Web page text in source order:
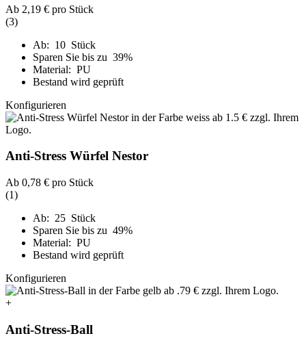
Ab 2,19 € pro Stück
(3)
Ab: 10 Stück
Sparen Sie bis zu 39%
Material: PU
Bestand wird geprüft
Konfigurieren
Anti-Stress Würfel Nestor
Ab 0,78 € pro Stück
(1)
Ab: 25 Stück
Sparen Sie bis zu 49%
Material: PU
Bestand wird geprüft
Konfigurieren
+
Anti-Stress-Ball